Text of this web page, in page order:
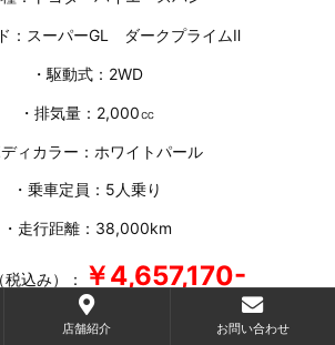
：スーパーGL ダークプライムⅡ
・駆動式：2WD
・排気量：2,000㏄
ディカラー：ホワイトパール
・乗車定員：5人乗り
・走行距離：38,000km
込み）： ￥4,657,170-
詳しくはこちら
店舗紹介 お問い合わせ